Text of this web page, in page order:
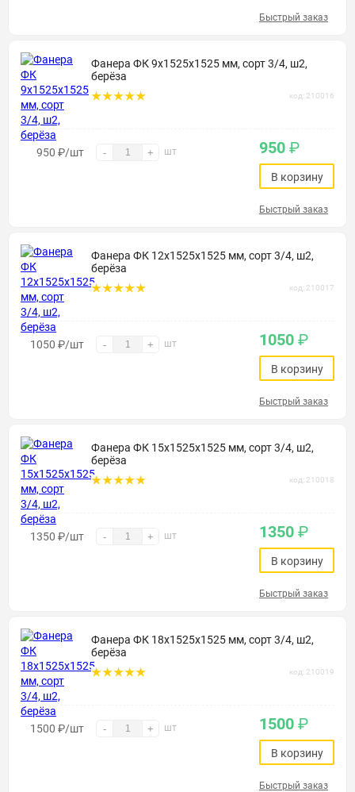
Быстрый заказ
Фанера ФК 9х1525х1525 мм, сорт 3/4, ш2,
берёза
код: 210016
950 ₽/шт - + шт 950 ₽
В корзину
Быстрый заказ
Фанера ФК 12х1525х1525 мм, сорт 3/4, ш2,
берёза
код: 210017
1050 ₽/шт - + шт 1050 ₽
В корзину
Быстрый заказ
Фанера ФК 15х1525х1525 мм, сорт 3/4, ш2,
берёза
код: 210018
1350 ₽/шт - + шт 1350 ₽
В корзину
Быстрый заказ
Фанера ФК 18х1525х1525 мм, сорт 3/4, ш2,
берёза
код: 210019
1500 ₽/шт - + шт 1500 ₽
В корзину
Быстрый заказ